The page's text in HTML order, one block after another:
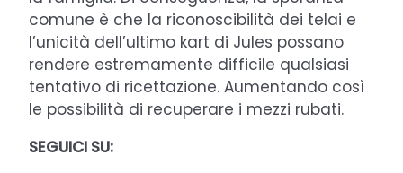
comune è che la riconoscibilità dei telai e
l’unicità dell’ultimo kart di Jules possano
rendere estremamente difficile qualsiasi
tentativo di ricettazione. Aumentando così
le possibilità di recuperare i mezzi rubati.
SEGUICI SU: